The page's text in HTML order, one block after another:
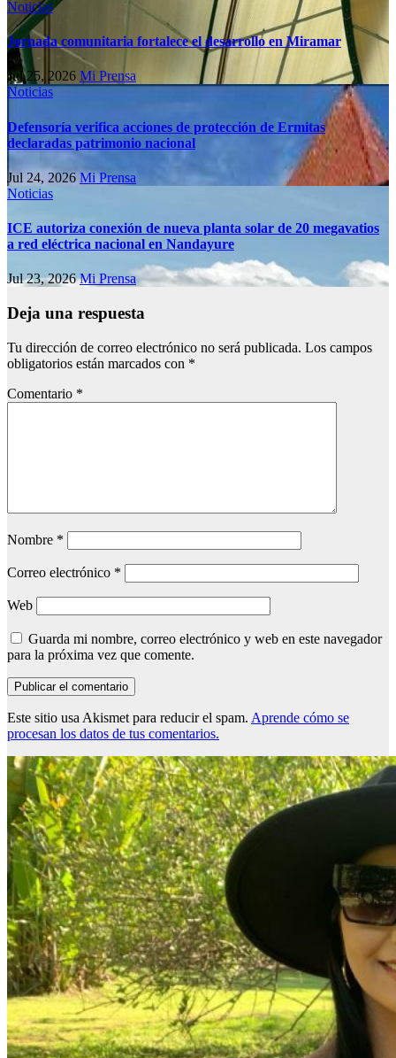
Noticias
Jornada comunitaria fortalece el desarrollo en Miramar
Jul 25, 2026 Mi Prensa
Noticias
Defensoría verifica acciones de protección de Ermitas
declaradas patrimonio nacional
Jul 24, 2026Mi Prensa
Noticias
ICE autoriza conexión de nueva planta solar de 20 megavatios
a red eléctrica nacional en Nandayure
Jul 23, 2026Mi Prensa
Deja una respuesta
Tu dirección de correo electrónico no será publicada. Los campos
obligatorios están marcados con *
Comentario *
Nombre *
Correo electrónico *
Web
Guarda mi nombre, correo electrónico y web en este navegador
para la próxima vez que comente.
Este sitio usa Akismet para reducir el spam. Aprende cómo se
procesan los datos de tus comentarios.